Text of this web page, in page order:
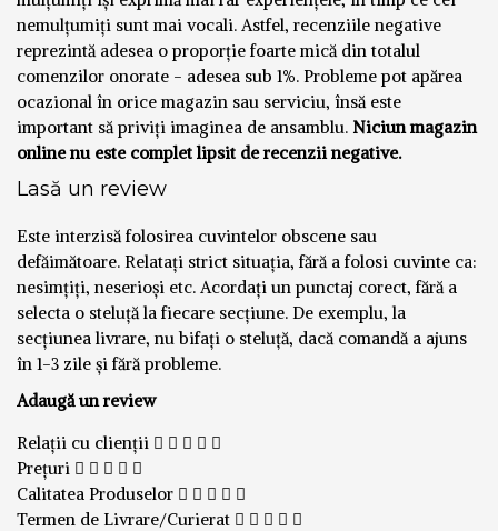
nemulțumiți sunt mai vocali. Astfel, recenziile negative
reprezintă adesea o proporție foarte mică din totalul
comenzilor onorate - adesea sub 1%. Probleme pot apărea
ocazional în orice magazin sau serviciu, însă este
important să priviți imaginea de ansamblu. Niciun magazin
online nu este complet lipsit de recenzii negative.
Lasă un review
Este interzisă folosirea cuvintelor obscene sau
defăimătoare. Relatați strict situația, fără a folosi cuvinte ca:
nesimțiți, neserioși etc. Acordați un punctaj corect, fără a
selecta o steluță la fiecare secțiune. De exemplu, la
secțiunea livrare, nu bifați o steluță, dacă comandă a ajuns
în 1-3 zile și fără probleme.
Adaugă un review
Relații cu clienții
Prețuri
Calitatea Produselor
Termen de Livrare/Curierat